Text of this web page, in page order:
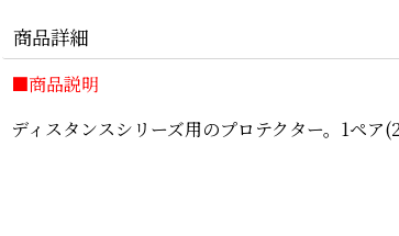
商品詳細
■商品説明
ディスタンスシリーズ用のプロテクター。1ペア